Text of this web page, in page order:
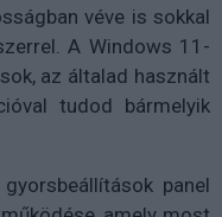
véve is sokkal
A Windows 11-
az általad használt
tudod bármelyik
panel